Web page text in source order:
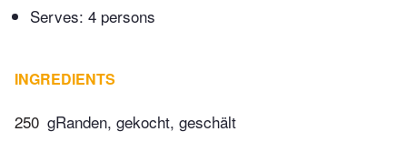
Serves: 4 persons
INGREDIENTS
250 gRanden, gekocht, geschält